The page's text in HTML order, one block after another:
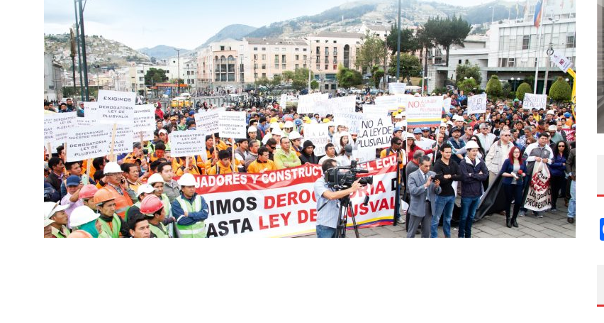
MUBB DESIGN STUDIO – ESPECIAL
INTERIORISMO & DECORACIÓN 2026